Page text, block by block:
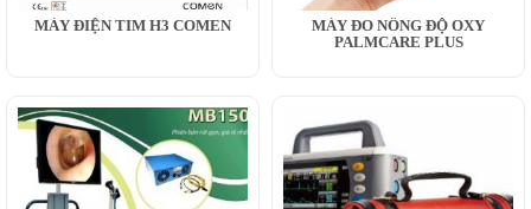
MÁY ĐIỆN TIM H3 COMEN
MÁY ĐO NỒNG ĐỘ OXY
PALMCARE PLUS